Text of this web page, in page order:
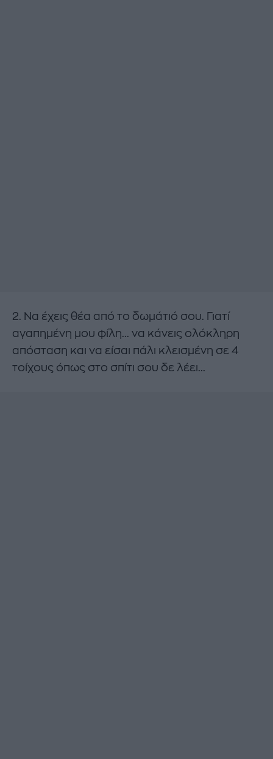
2. Να έχεις θέα από το δωμάτιό σου. Γιατί
αγαπημένη μου φίλη... να κάνεις ολόκληρη
απόσταση και να είσαι πάλι κλεισμένη σε 4
τοίχους όπως στο σπίτι σου δε λέει...